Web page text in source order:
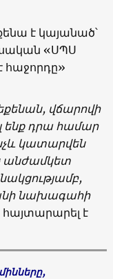
է կայանած՝
«ՍՊՍ
հաջորդը»
վճարովի
ենք դրա համար
կատարվեն
անժամկետ
նախագահի
է